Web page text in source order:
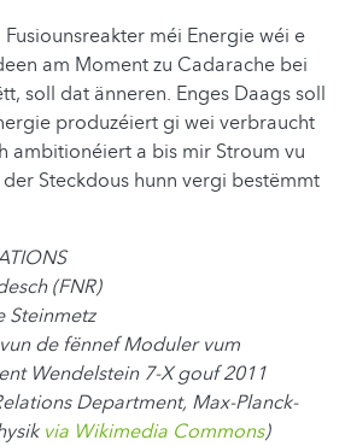
méi Energie wéi e
am Moment zu Cadarache bei
soll dat änneren. Enges Daags soll
produzéiert gi wei verbraucht
ambitionéiert a bis mir Stroum vu
Steckdous hunn vergi bestëmmt
(FNR)
Steinmetz
de fënnef Moduler vum
Wendelstein 7-X gouf 2011
Department, Max-Planck-
via Wikimedia Commons)